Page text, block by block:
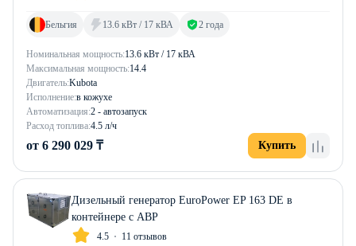
Номинальная мощность:13.6 кВт / 17 кВА
Максимальная мощность:14.4
Двигатель:Kubota
Исполнение:в кожухе
Автоматизация:2 - автозапуск
Расход топлива:4.5 л/ч
Бельгия 13.6 кВт / 17 кВА 2 года
от 6 290 029 ₸ Купить
Дизельный генератор EuroPower EP 163 DE в
контейнере с АВР
4.5 11 отзывов